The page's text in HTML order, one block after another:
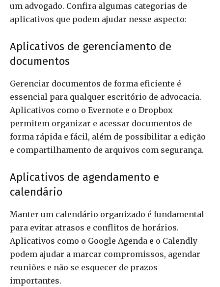
um advogado. Confira algumas categorias de
aplicativos que podem ajudar nesse aspecto:
Aplicativos de gerenciamento de
documentos
Gerenciar documentos de forma eficiente é
essencial para qualquer escritório de advocacia.
Aplicativos como o Evernote e o Dropbox
permitem organizar e acessar documentos de
forma rápida e fácil, além de possibilitar a edição
e compartilhamento de arquivos com segurança.
Aplicativos de agendamento e
calendário
Manter um calendário organizado é fundamental
para evitar atrasos e conflitos de horários.
Aplicativos como o Google Agenda e o Calendly
podem ajudar a marcar compromissos, agendar
reuniões e não se esquecer de prazos
importantes.